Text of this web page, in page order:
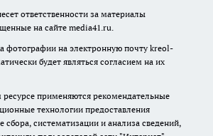
ответственности за материалы
на сайте media41.ru.
фотографии на электронную почту kreol-
будет являться согласием на их
применяются рекомендательные
технологии предоставления
систематизации и анализа сведений,